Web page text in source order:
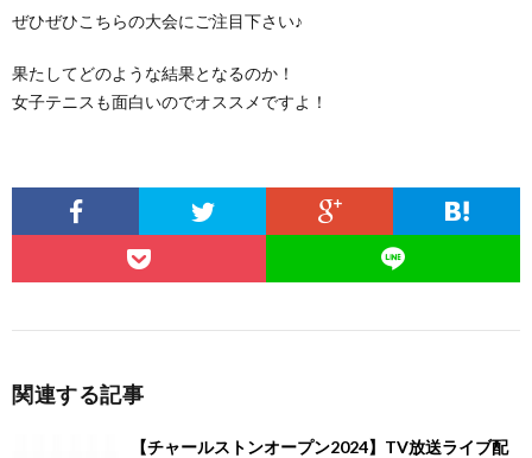
ぜひぜひこちらの大会にご注目下さい♪
果たしてどのような結果となるのか！
女子テニスも面白いのでオススメですよ！
関連する記事
【チャールストンオープン2024】TV放送ライブ配